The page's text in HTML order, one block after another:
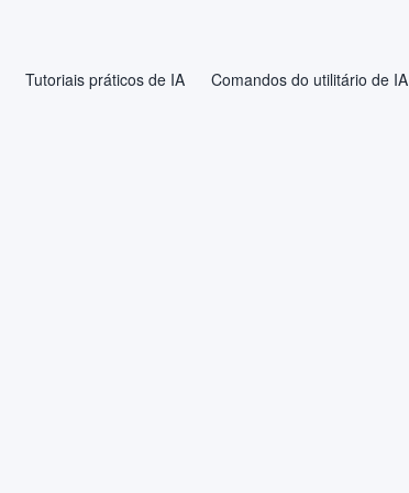
Tutoriais práticos de IA Comandos do utilitário de IA